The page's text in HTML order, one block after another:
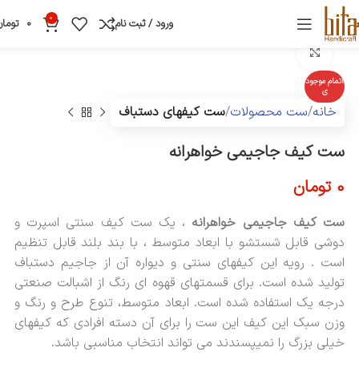
ورود / ثبت نام 0
0
اتمام موجود
ی
خانه ست محصولات ست کیفهای دستباف
ست کیف جاجیمی خواهرانه
0 تومان
ست کیف جاجیمی خواهرانه ، یک ست کیف سنتی اسپرت و
دوشی قابل شستشو با ابعاد متوسط ، با بند بلند قابل تنظیم
است . رویه این کیفهای سنتی و دیواره آن از جاجیم دستباف
تولید شده است. برای قسمتهای قهوه ای رنگ از اشبالت صنعتی
درجه یک استفاده شده است. ابعاد متوسط، تنوع طرح و رنگ و
وزن سبک این کیف این ست را برای آن دسته افرادی که کیفهای
خیلی بزرگ را نمیپسندند می تواند انتخاب مناسبی باشد.